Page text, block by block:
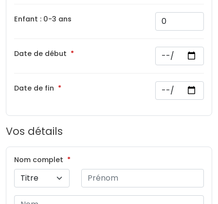
Enfant : 0-3 ans
Date de début
Date de fin
Vos détails
Nom complet